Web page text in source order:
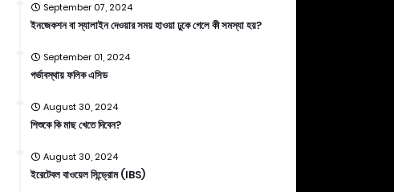
September 07, 2024
ইনজেকশন বা স্যালাইন দেওয়ার সময় হাওয়া ঢুকে গেলে কী সমস্যা হয়?
September 01, 2024
গর্ভাবস্থায় ফলিক এসিড
August 30, 2024
শিশুকে কি মাছ খেতে দিবেন?
August 30, 2024
ইরেটেবল বাওয়েল সিন্ড্রোম (IBS)